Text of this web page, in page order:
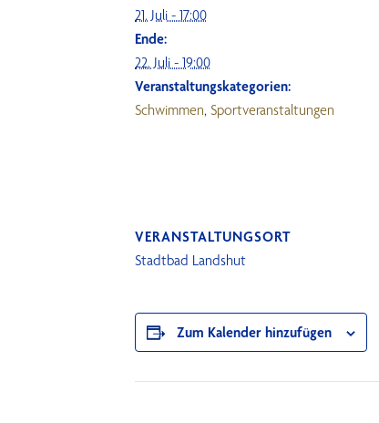
Zum Kalender hinzufügen
21. Juli - 17:00
Ende:
22. Juli - 19:00
Veranstaltungskategorien:
Schwimmen, Sportveranstaltungen
VERANSTALTUNGSORT
Stadtbad Landshut